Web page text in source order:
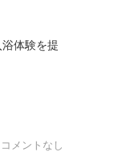
体験を提
コメントなし